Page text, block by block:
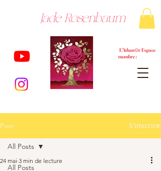
Jade Rosenbaum
L'Athan⊙r Espace
membre :
Post S'inscrire
All Posts
All Posts
24 mai 3 min de lecture